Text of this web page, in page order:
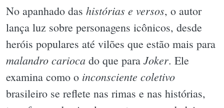
No apanhado das histórias e versos, o autor
lança luz sobre personagens icônicos, desde
heróis populares até vilões que estão mais para
malandro carioca do que para Joker. Ele
examina como o inconsciente coletivo
brasileiro se reflete nas rimas e nas histórias,